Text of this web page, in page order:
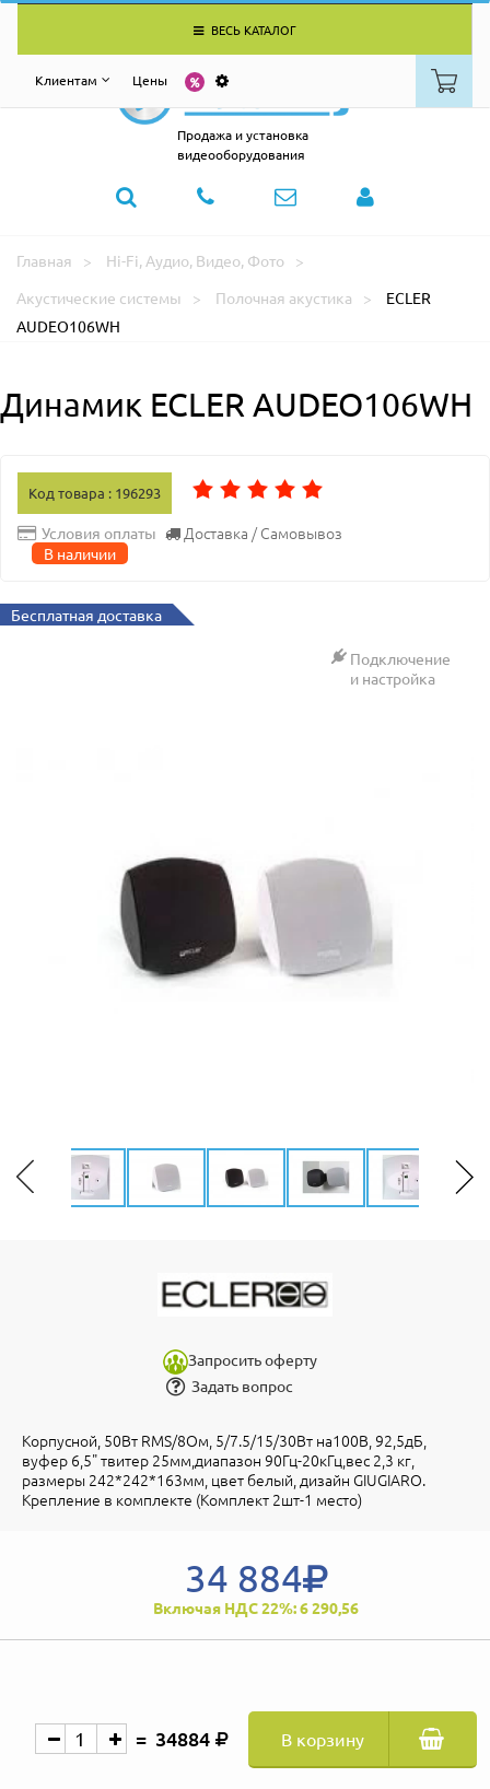
ВЕСЬ КАТАЛОГ
Клиентам Цены
Продажа и установка
видеооборудования
Главная
Hi-Fi, Аудио, Видео, Фото
Акустические системы
Полочная акустика
ECLER
AUDEO106WH
Динамик ECLER AUDEO106WH
Код товара : 196293
Условия оплаты Доставка / Самовывоз
В наличии
Бесплатная доставка
Подключение
и настройка
Запросить оферту
Задать вопрос
Корпусной, 50Вт RMS/8Ом, 5/7.5/15/30Вт на100В, 92,5дБ,
вуфер 6,5" твитер 25мм,диапазон 90Гц-20кГц,вес 2,3 кг,
размеры 242*242*163мм, цвет белый, дизайн GIUGIARO.
Крепление в комплекте (Комплект 2шт-1 место)
34 884
Включая НДС 22%: 6 290,56
34884 В корзину